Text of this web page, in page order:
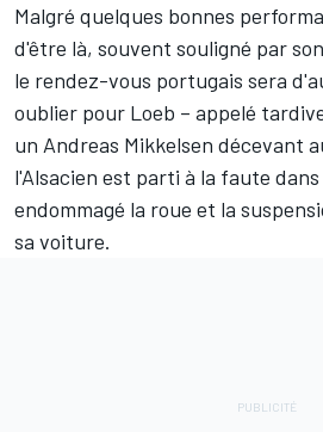
Malgré quelques bonnes
d'être là, souvent souligné par
le rendez-vous portugais sera
oublier pour Loeb – appelé
un Andreas Mikkelsen décevant
l'Alsacien est parti à la faute
endommagé la roue et la
sa voiture.